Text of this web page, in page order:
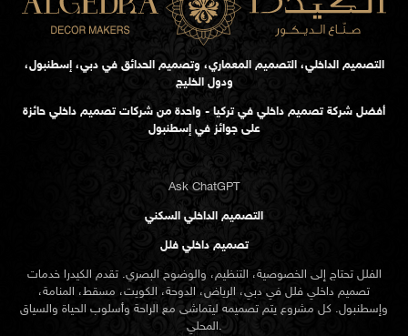
التصميم الداخلي، التصميم المعماري، وتصميم الحدائق في دبي، إسطنبول،
ودول الخليج
أفضل شركة تصميم داخلي في تركيا - واحدة من شركات تصميم داخلي حائزة
على جوائز في إسطنبول
Ask ChatGPT
التصميم الداخلي السكني
تصميم داخلي فلل
الفلل تحتاج إلى الخصوصية، التنظيم، والوضوح البصري. تقدم الكيدرا خدمات
تصميم داخلي فلل في دبي، الرياض، الدوحة، الكويت، مسقط، المنامة،
وإسطنبول. كل مشروع يتم تصميمه ليتماشى مع الراحة وأسلوب الحياة والسياق
المحلي.